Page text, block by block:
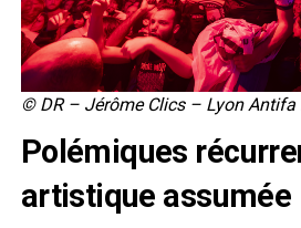
© DR – Jérôme Clics – Lyon Antifa
Polémiques
artistique assumée